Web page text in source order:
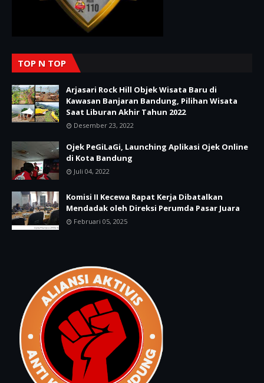
TOP N TOP
Arjasari Rock Hill Objek Wisata Baru di
Kawasan Banjaran Bandung, Pilihan Wisata
Saat Liburan Akhir Tahun 2022
Desember 23, 2022
Ojek PeGiLaGi, Launching Aplikasi Ojek Online
di Kota Bandung
Juli 04, 2022
Komisi II Kecewa Rapat Kerja Dibatalkan
Mendadak oleh Direksi Perumda Pasar Juara
Februari 05, 2025